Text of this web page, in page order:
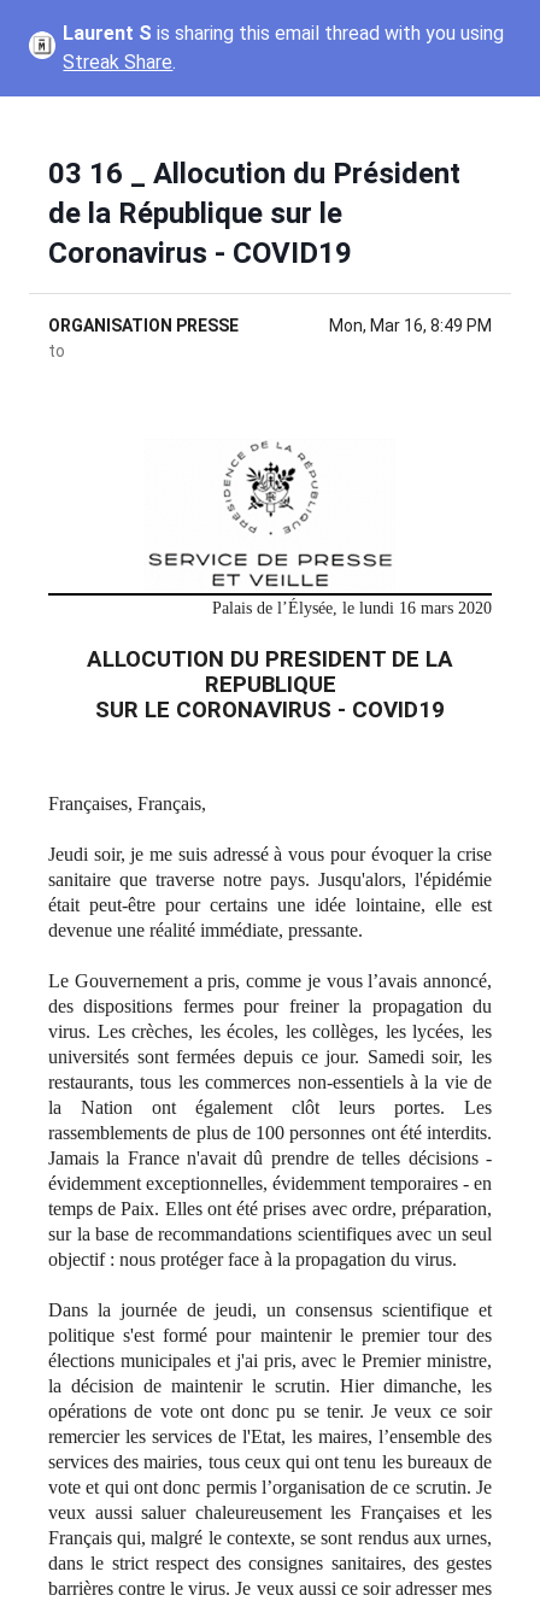
Laurent S is sharing this email thread with you using
Streak Share.
03 16 _ Allocution du Président
de la République sur le
Coronavirus - COVID19
ORGANISATION PRESSE
Mon, Mar 16, 8:49 PM
to
Palais de l’Élysée, le lundi 16 mars 2020
ALLOCUTION DU PRESIDENT DE LA
REPUBLIQUE
SUR LE CORONAVIRUS - COVID19
Françaises, Français,
Jeudi soir, je me suis adressé à vous pour évoquer la crise
sanitaire que traverse notre pays. Jusqu'alors, l'épidémie
était peut-être pour certains une idée lointaine, elle est
devenue une réalité immédiate, pressante.
Le Gouvernement a pris, comme je vous l’avais annoncé,
des dispositions fermes pour freiner la propagation du
virus. Les crèches, les écoles, les collèges, les lycées, les
universités sont fermées depuis ce jour. Samedi soir, les
restaurants, tous les commerces non-essentiels à la vie de
la Nation ont également clôt leurs portes. Les
rassemblements de plus de 100 personnes ont été interdits.
Jamais la France n'avait dû prendre de telles décisions -
évidemment exceptionnelles, évidemment temporaires - en
temps de Paix. Elles ont été prises avec ordre, préparation,
sur la base de recommandations scientifiques avec un seul
objectif : nous protéger face à la propagation du virus.
Dans la journée de jeudi, un consensus scientifique et
politique s'est formé pour maintenir le premier tour des
élections municipales et j'ai pris, avec le Premier ministre,
la décision de maintenir le scrutin. Hier dimanche, les
opérations de vote ont donc pu se tenir. Je veux ce soir
remercier les services de l'Etat, les maires, l’ensemble des
services des mairies, tous ceux qui ont tenu les bureaux de
vote et qui ont donc permis l’organisation de ce scrutin. Je
veux aussi saluer chaleureusement les Françaises et les
Français qui, malgré le contexte, se sont rendus aux urnes,
dans le strict respect des consignes sanitaires, des gestes
barrières contre le virus. Je veux aussi ce soir adresser mes